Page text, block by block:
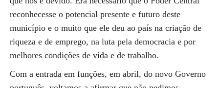
reconhecesse o potencial presente e futuro deste
município e o muito que ele deu ao país na criação de
riqueza e de emprego, na luta pela democracia e por
melhores condições de vida e de trabalho.
Com a entrada em funções, em abril, do novo Governo